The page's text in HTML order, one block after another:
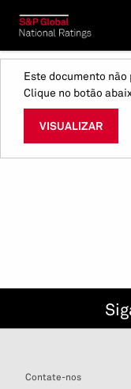
Este documento não
Clique no botão
VISUALIZAR
Contate-nos